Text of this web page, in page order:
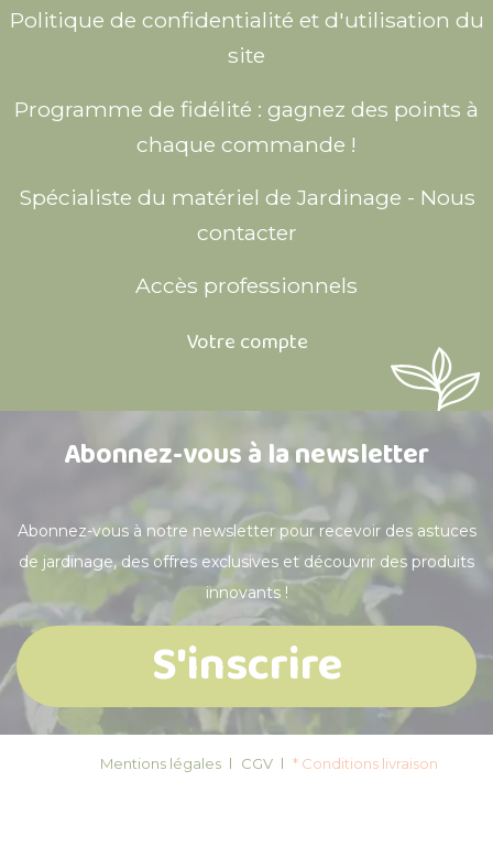
Politique de confidentialité et d'utilisation du
site
Programme de fidélité : gagnez des points à
chaque commande !
Spécialiste du matériel de Jardinage - Nous
contacter
Accès professionnels
Votre compte
Abonnez-vous à la newsletter
Abonnez-vous à notre newsletter pour recevoir des astuces
de jardinage, des offres exclusives et découvrir des produits
innovants !
S'inscrire
Mentions légales CGV * Conditions livraison